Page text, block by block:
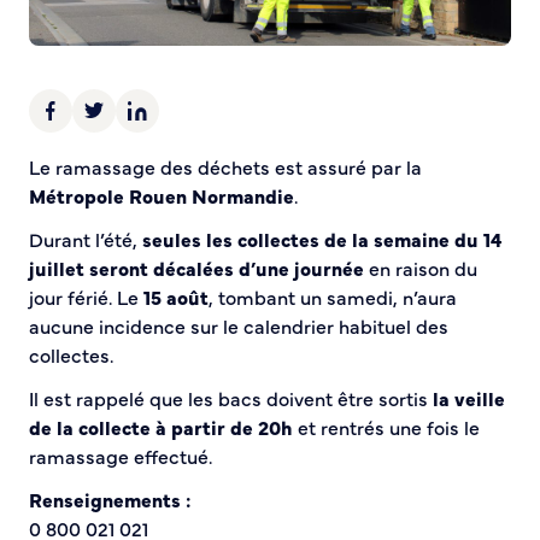
Le ramassage des déchets est assuré par la
Métropole Rouen Normandie.
Durant l’été, seules les collectes de la semaine du 14
juillet seront décalées d’une journée en raison du
jour férié. Le 15 août, tombant un samedi, n’aura
aucune incidence sur le calendrier habituel des
collectes.
Il est rappelé que les bacs doivent être sortis la veille
de la collecte à partir de 20h et rentrés une fois le
ramassage effectué.
Renseignements :
0 800 021 021
Demande d’Occupation du Domaine Public
Sécurité tranquillité
Police municipale
Tranquillité vacances
Vidéoprotection
Aide à l’installation d’alarmes
Horaires pour le bricolage et le jardinage
Infos pratiques
Plan de Ville
Numéros d’urgence
Location de salles
Annuaire des services publics
DÉCOUVRIR SORTIR